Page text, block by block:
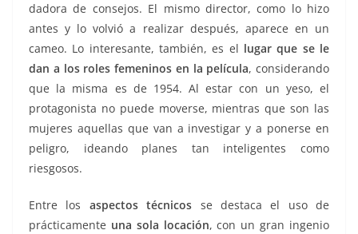
dadora de consejos. El mismo director, como lo hizo
antes y lo volvió a realizar después, aparece en un
cameo. Lo interesante, también, es el lugar que se le
dan a los roles femeninos en la película, considerando
que la misma es de 1954. Al estar con un yeso, el
protagonista no puede moverse, mientras que son las
mujeres aquellas que van a investigar y a ponerse en
peligro, ideando planes tan inteligentes como
riesgosos.
Entre los aspectos técnicos se destaca el uso de
prácticamente una sola locación, con un gran ingenio